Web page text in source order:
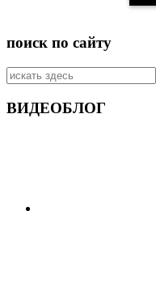
поиск по сайту
Искать:
ВИДЕОБЛОГ